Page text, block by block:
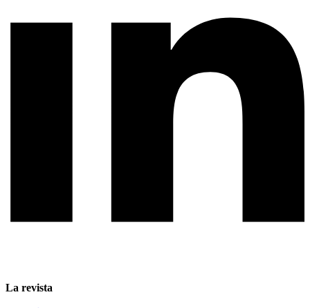
La revista